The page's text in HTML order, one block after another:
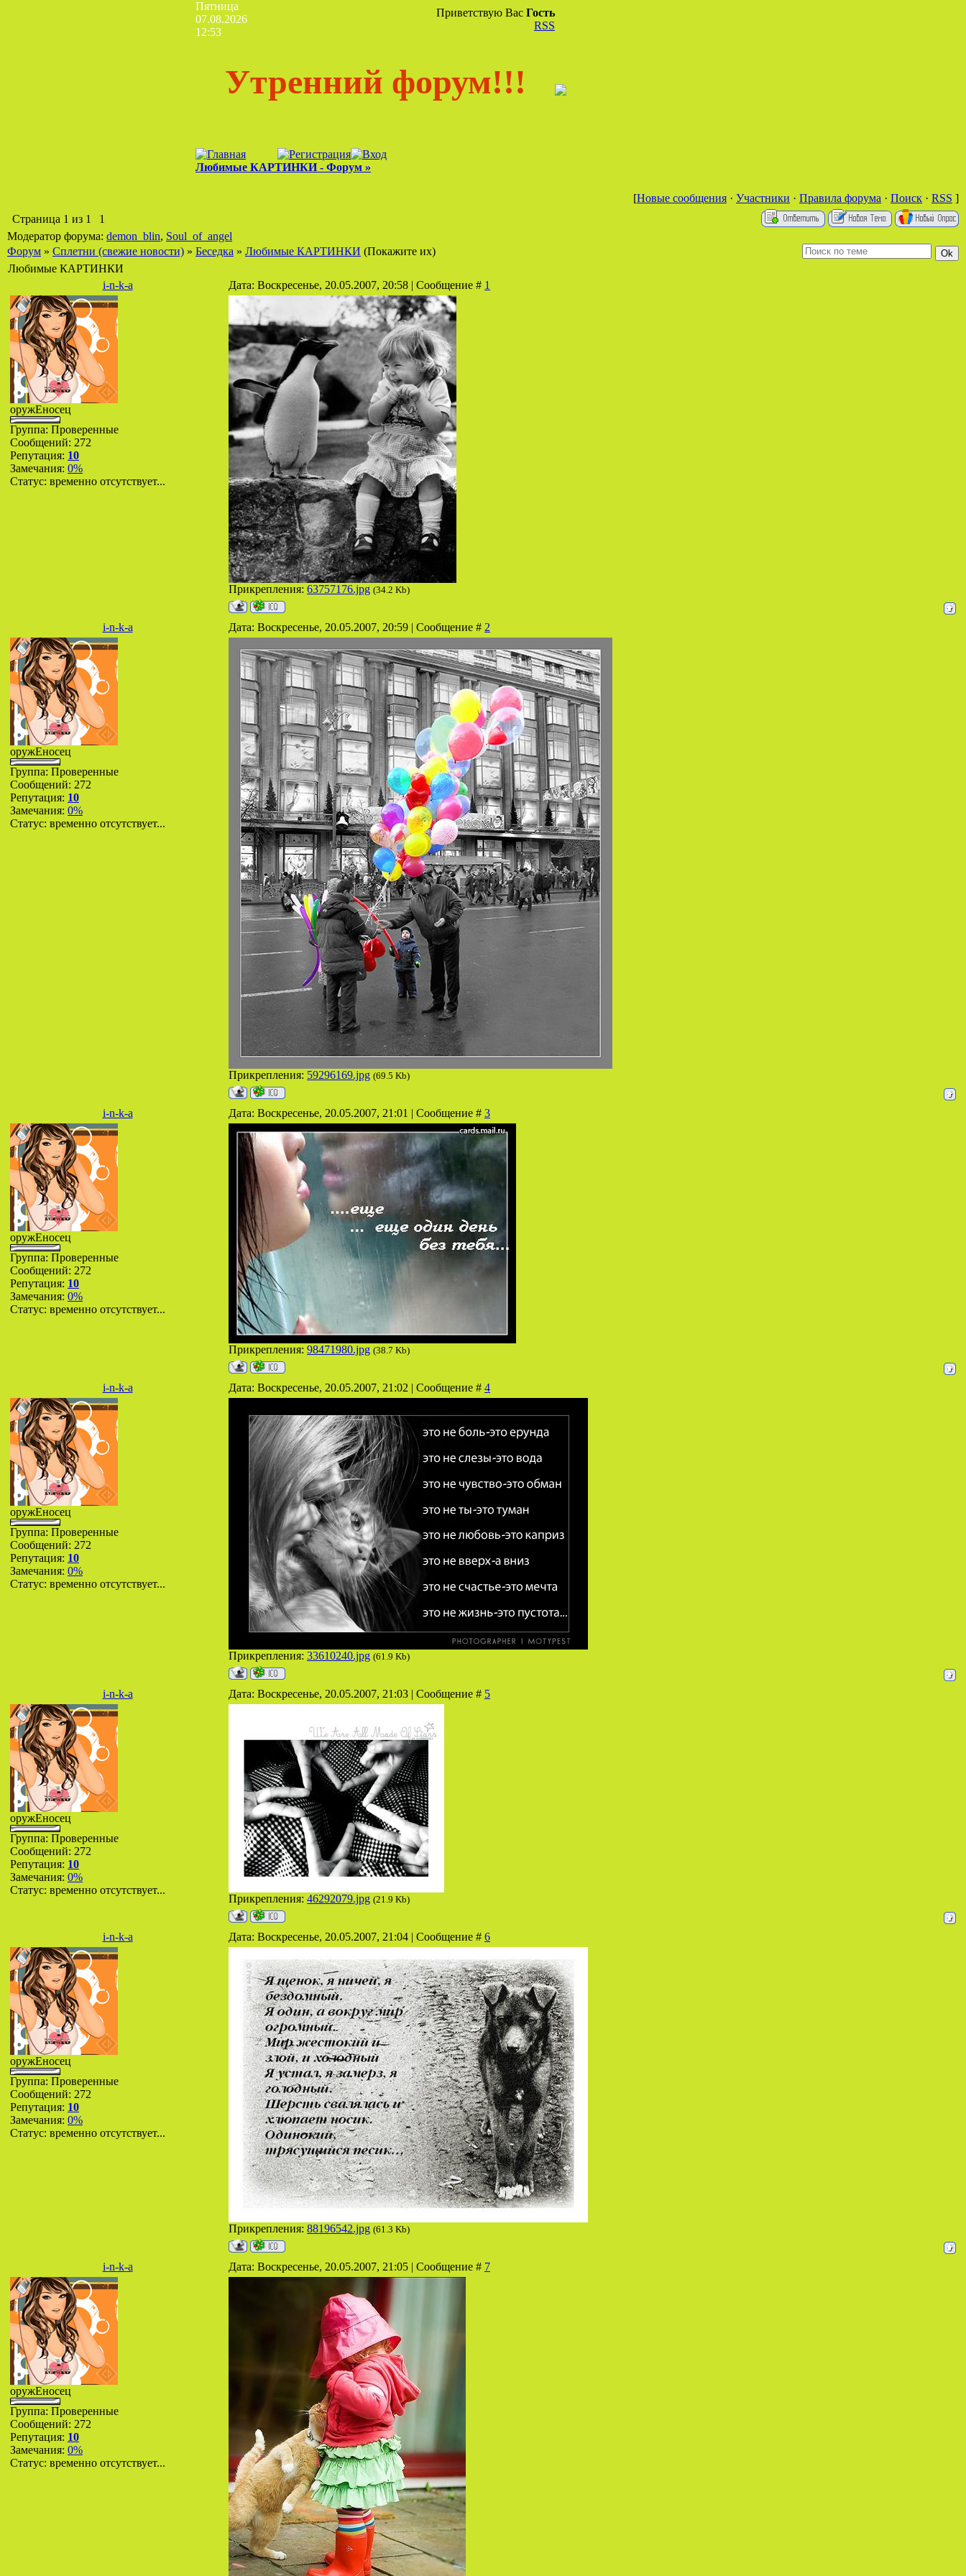
Пятница
07.08.2026
12:53
Приветствую Вас Гость
RSS
Утренний форум!!!
Любимые КАРТИНКИ - Форум »
[Новые сообщения · Участники · Правила форума · Поиск · RSS ]
Страница 1 из 1
1
Модератор форума: demon_blin, Soul_of_angel
Форум » Сплетни (свежие новости) » Беседка » Любимые КАРТИНКИ (Покажите их)
Любимые КАРТИНКИ
i-n-k-a
Дата: Воскресенье, 20.05.2007, 20:58 | Сообщение # 1
оружЕносец
Группа: Проверенные
Сообщений: 272
Репутация: 10
Замечания: 0%
Статус: временно отсутствует...
Прикрепления: 63757176.jpg (34.2 Kb)
i-n-k-a Дата: Воскресенье, 20.05.2007, 20:59 | Сообщение # 2
оружЕносец
Группа: Проверенные
Сообщений: 272
Репутация: 10
Замечания: 0%
Статус: временно отсутствует...
Прикрепления: 59296169.jpg (69.5 Kb)
i-n-k-a Дата: Воскресенье, 20.05.2007, 21:01 | Сообщение # 3
оружЕносец
Группа: Проверенные
Сообщений: 272
Репутация: 10
Замечания: 0%
Статус: временно отсутствует...
Прикрепления: 98471980.jpg (38.7 Kb)
i-n-k-a Дата: Воскресенье, 20.05.2007, 21:02 | Сообщение # 4
оружЕносец
Группа: Проверенные
Сообщений: 272
Репутация: 10
Замечания: 0%
Статус: временно отсутствует...
Прикрепления: 33610240.jpg (61.9 Kb)
i-n-k-a Дата: Воскресенье, 20.05.2007, 21:03 | Сообщение # 5
оружЕносец
Группа: Проверенные
Сообщений: 272
Репутация: 10
Замечания: 0%
Статус: временно отсутствует...
Прикрепления: 46292079.jpg (21.9 Kb)
i-n-k-a Дата: Воскресенье, 20.05.2007, 21:04 | Сообщение # 6
оружЕносец
Группа: Проверенные
Сообщений: 272
Репутация: 10
Замечания: 0%
Статус: временно отсутствует...
Прикрепления: 88196542.jpg (61.3 Kb)
i-n-k-a Дата: Воскресенье, 20.05.2007, 21:05 | Сообщение # 7
оружЕносец
Группа: Проверенные
Сообщений: 272
Репутация: 10
Замечания: 0%
Статус: временно отсутствует...